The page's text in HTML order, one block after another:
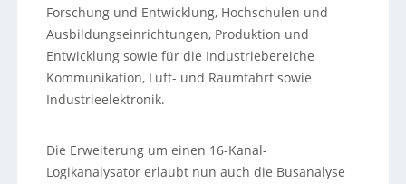
Forschung und Entwicklung, Hochschulen und
Ausbildungseinrichtungen, Produktion und
Entwicklung sowie für die Industriebereiche
Kommunikation, Luft- und Raumfahrt sowie
Industrieelektronik.
Die Erweiterung um einen 16-Kanal-
Logikanalysator erlaubt nun auch die Busanalyse